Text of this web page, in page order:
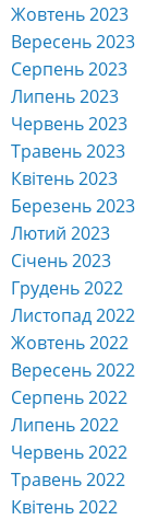
Жовтень 2023
Вересень 2023
Серпень 2023
Липень 2023
Червень 2023
Травень 2023
Квітень 2023
Березень 2023
Лютий 2023
Січень 2023
Грудень 2022
Листопад 2022
Жовтень 2022
Вересень 2022
Серпень 2022
Липень 2022
Червень 2022
Травень 2022
Квітень 2022